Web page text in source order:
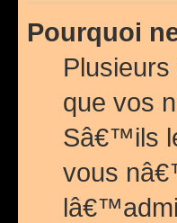
Pourquoi
que vos
Sâ€™ils
vous